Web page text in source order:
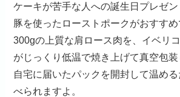
ケーキが苦手な人への誕生日プレゼ
豚を使ったローストポークがおすすめ
300gの上質な肩ロース肉を、イベリ
がじっくり低温で焼き上げて真空包装
自宅に届いたパックを開封して温め
べられますよ。